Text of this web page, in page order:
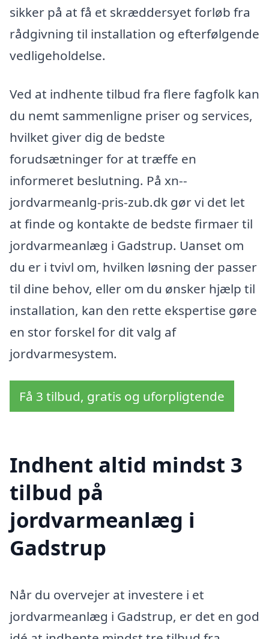
sikker på at få et skræddersyet forløb fra
rådgivning til installation og efterfølgende
vedligeholdelse.
Ved at indhente tilbud fra flere fagfolk kan
du nemt sammenligne priser og services,
hvilket giver dig de bedste
forudsætninger for at træffe en
informeret beslutning. På xn--
jordvarmeanlg-pris-zub.dk gør vi det let
at finde og kontakte de bedste firmaer til
jordvarmeanlæg i Gadstrup. Uanset om
du er i tvivl om, hvilken løsning der passer
til dine behov, eller om du ønsker hjælp til
installation, kan den rette ekspertise gøre
en stor forskel for dit valg af
jordvarmesystem.
Få 3 tilbud, gratis og uforpligtende
Indhent altid mindst 3
tilbud på
jordvarmeanlæg i
Gadstrup
Når du overvejer at investere i et
jordvarmeanlæg i Gadstrup, er det en god